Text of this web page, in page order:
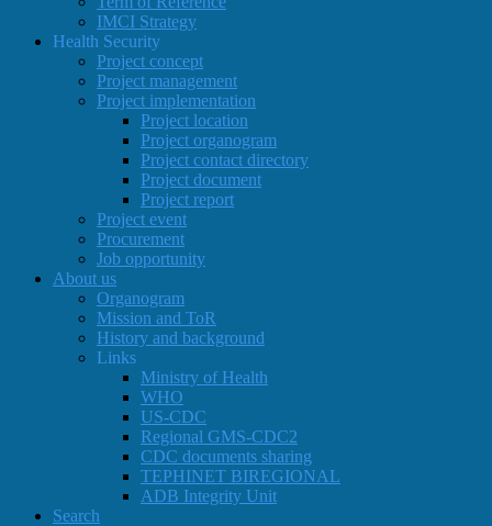
IMCI Strategy
Health Security
Project concept
Project management
Project implementation
Project location
Project organogram
Project contact directory
Project document
Project report
Project event
Procurement
Job opportunity
About us
Organogram
Mission and ToR
History and background
Links
Ministry of Health
WHO
US-CDC
Regional GMS-CDC2
CDC documents sharing
TEPHINET BIREGIONAL
ADB Integrity Unit
Search